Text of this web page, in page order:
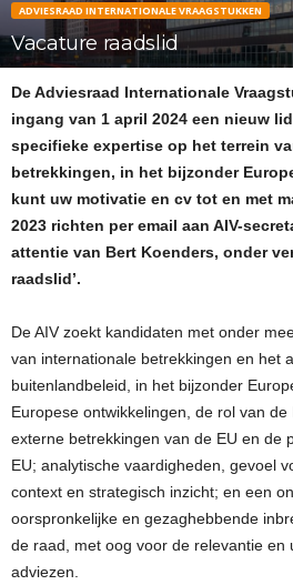
ADVIESRAAD INTERNATIONALE VRAAGSTUKKEN
Vacature raadslid
De Adviesraad Internationale
ingang van 1 april 2024 een nieuw
specifieke expertise op het terrein
betrekkingen, in het bijzonder
kunt uw motivatie en cv tot en met
2023 richten per email aan AIV-
attentie van Bert Koenders, onder
raadslid’.
De AIV zoekt kandidaten met onder
van internationale betrekkingen en het
buitenlandbeleid, in het bijzonder
Europese ontwikkelingen, de rol van
externe betrekkingen van de EU en de
EU; analytische vaardigheden, gevoel
context en strategisch inzicht; en een
oorspronkelijke en gezaghebbende
de raad, met oog voor de relevantie en
adviezen.